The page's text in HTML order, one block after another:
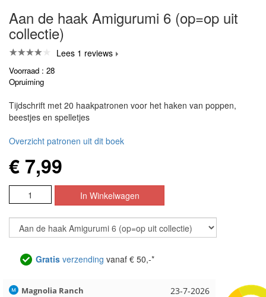
Aan de haak Amigurumi 6 (op=op uit
collectie)
Lees 1 reviews
Voorraad : 28
Opruiming
Tijdschrift met 20 haakpatronen voor het haken van poppen,
beestjes en spelletjes
Overzicht patronen uit dit boek
€ 7,99
Gratis verzending vanaf € 50,-*
17-7-2026
Hilde uit Loyers Loes uit